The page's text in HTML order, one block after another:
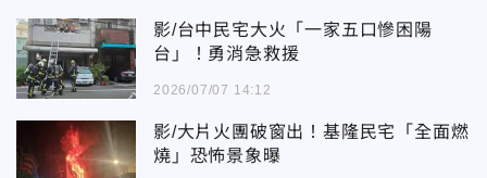
影/台中民宅大火「一家五口慘困陽
台」！勇消急救援
2026/07/07 14:12
影/大片火團破窗出！基隆民宅「全面燃
燒」恐怖景象曝